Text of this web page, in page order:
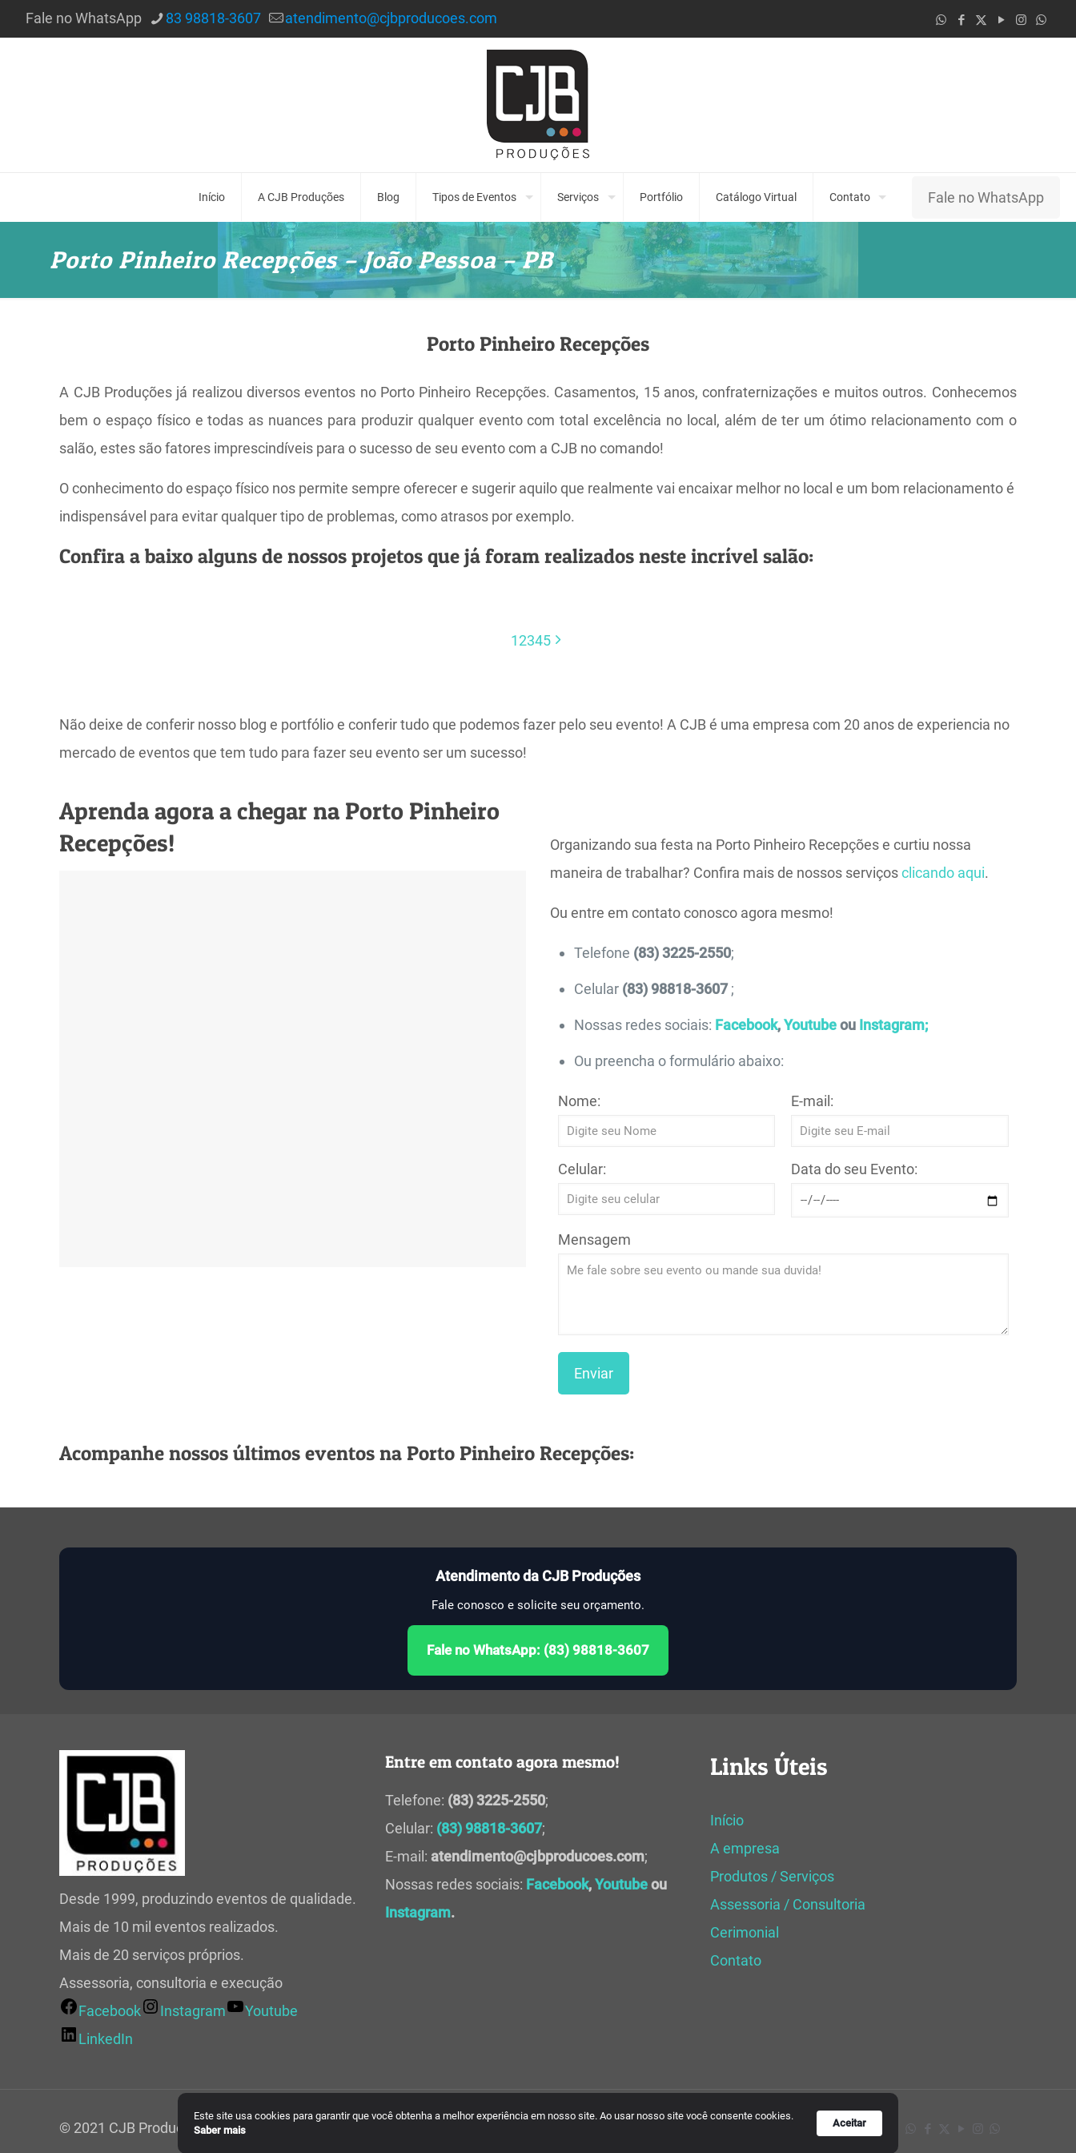
Este site usa cookies para garantir que você obtenha a melhor experiência em nosso site. Ao usar nosso site você consente cookies.
Saber mais
Aceitar
Fale no WhatsApp 83 98818-3607 atendimento@cjbproducoes.com
Início A CJB Produções Blog Tipos de Eventos Serviços Portfólio Catálogo Virtual Contato Fale no WhatsApp
Porto Pinheiro Recepções – João Pessoa – PB
Porto Pinheiro Recepções
A CJB Produções já realizou diversos eventos no Porto Pinheiro Recepções. Casamentos, 15 anos, confraternizações e muitos outros. Conhecemos
bem o espaço físico e todas as nuances para produzir qualquer evento com total excelência no local, além de ter um ótimo relacionamento com o
salão, estes são fatores imprescindíveis para o sucesso de seu evento com a CJB no comando!
O conhecimento do espaço físico nos permite sempre oferecer e sugerir aquilo que realmente vai encaixar melhor no local e um bom relacionamento é
indispensável para evitar qualquer tipo de problemas, como atrasos por exemplo.
Confira a baixo alguns de nossos projetos que já foram realizados neste incrível salão:
12345
Não deixe de conferir nosso blog e portfólio e conferir tudo que podemos fazer pelo seu evento! A CJB é uma empresa com 20 anos de experiencia no
mercado de eventos que tem tudo para fazer seu evento ser um sucesso!
Aprenda agora a chegar na Porto Pinheiro
Recepções!
Organizando sua festa na Porto Pinheiro Recepções e curtiu nossa
maneira de trabalhar? Confira mais de nossos serviçosclicando aqui.
Ou entre em contato conosco agora mesmo!
Telefone (83) 3225-2550;
Celular (83) 98818-3607 ;
Nossas redes sociais: Facebook,Youtubeou Instagram;
Ou preencha o formulário abaixo:
Nome: E-mail:
Celular: Data do seu Evento:
Mensagem
Acompanhe nossos últimos eventos na Porto Pinheiro Recepções:
Atendimento da CJB Produções
Fale conosco e solicite seu orçamento.
Fale no WhatsApp: (83) 98818-3607
Desde 1999, produzindo eventos de qualidade.
Mais de 10 mil eventos realizados.
Mais de 20 serviços próprios.
Assessoria, consultoria e execução
Facebook
Instagram
Youtube
LinkedIn
Entre em contato agora mesmo!
Telefone: (83) 3225-2550;
Celular: (83) 98818-3607;
E-mail: atendimento@cjbproducoes.com;
Nossas redes sociais: Facebook,Youtubeou
Instagram.
Links Úteis
Início
A empresa
Produtos / Serviços
Assessoria / Consultoria
Cerimonial
Contato
© 2021 CJB Produções. Todos os direitos reservados. Desenvolvido por